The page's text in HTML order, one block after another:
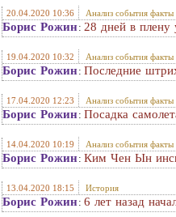
20.04.2020 10:36 Анализ события факты
Борис Рожин: 28 дней в плену
19.04.2020 10:32 Анализ события факты
Борис Рожин: Последние
17.04.2020 12:23 Анализ события факты
Борис Рожин: Посадка
14.04.2020 10:19 Анализ события факты
Борис Рожин: Ким Чен Ын
13.04.2020 18:15 История
Борис Рожин: 6 лет назад